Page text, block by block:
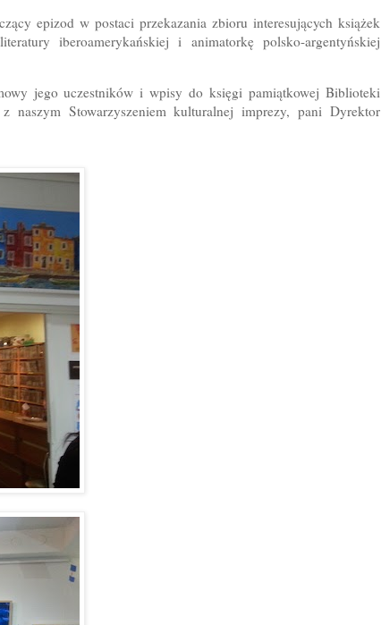
epizod w postaci przekazania zbioru interesujących książek
iberoamerykańskiej i animatorkę polsko-argentyńskiej
jego uczestników i wpisy do księgi pamiątkowej Biblioteki
Stowarzyszeniem kulturalnej imprezy, pani Dyrektor